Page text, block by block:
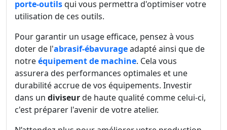
porte-outilsqui vous permettra d'optimiser votre
utilisation de ces outils.
Pour garantir un usage efficace, pensez à vous
doter de l'abrasif-ébavurageadapté ainsi que de
notreéquipement de machine. Cela vous
assurera des performances optimales et une
durabilité accrue de vos équipements. Investir
dans un diviseurde haute qualité comme celui-ci,
c'est préparer l'avenir de votre atelier.